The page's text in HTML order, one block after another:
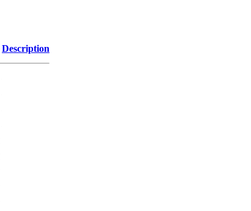
Description